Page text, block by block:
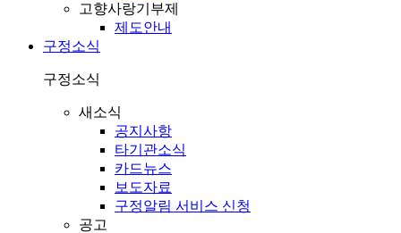
고향사랑기부제
제도안내
구정소식
구정소식
새소식
공지사항
타기관소식
카드뉴스
보도자료
구정알림 서비스 신청
공고